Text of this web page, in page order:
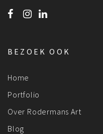
BEZOEK OOK
Home
Portfolio
Over Rodermans Art
Blog